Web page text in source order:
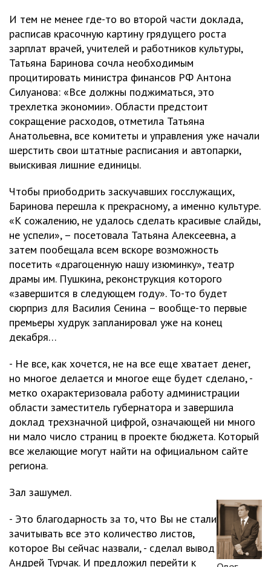
И тем не менее где-то во второй части доклада,
расписав красочную картину грядущего роста
зарплат врачей, учителей и работников культуры,
Татьяна Баринова сочла необходимым
процитировать министра финансов РФ Антона
Силуанова: «Все должны поджиматься, это
трехлетка экономии». Области предстоит
сокращение расходов, отметила Татьяна
Анатольевна, все комитеты и управления уже начали
шерстить свои штатные расписания и автопарки,
выискивая лишние единицы.
Чтобы приободрить заскучавших госслужащих,
Баринова перешла к прекрасному, а именно культуре.
«К сожалению, не удалось сделать красивые слайды,
не успели», – посетовала Татьяна Алексеевна, а
затем пообещала всем вскоре возможность
посетить «драгоценную нашу изюминку», театр
драмы им. Пушкина, реконструкция которого
«завершится в следующем году». То-то будет
сюрприз для Василия Сенина – вообще-то первые
премьеры худрук запланировал уже на конец
декабря…
- Не все, как хочется, не на все еще хватает денег,
но многое делается и многое еще будет сделано, -
метко охарактеризовала работу администрации
области заместитель губернатора и завершила
доклад трехзначной цифрой, означающей ни много
ни мало число страниц в проекте бюджета. Который
все желающие могут найти на официальном сайте
региона.
Зал зашумел.
- Это благодарность за то, что Вы не стали
зачитывать все это количество листов,
которое Вы сейчас назвали, - сделал вывод
Андрей Турчак. И предложил перейти к